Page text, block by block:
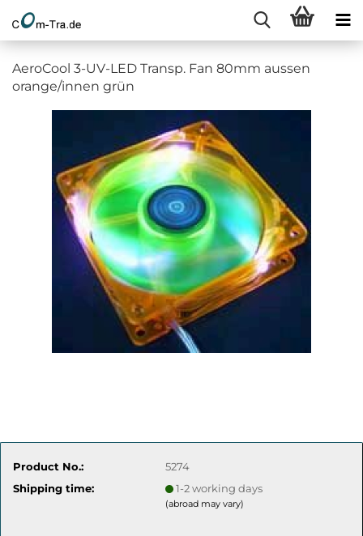
AeroCool 3-UV-LED Transp. Fan 80mm aussen
orange/innen grün
Product No.:
5274
Shipping time:
1-2 working days
(abroad may vary)